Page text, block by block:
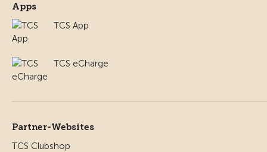
Apps
TCS App
TCS eCharge
Partner-Websites
TCS Clubshop